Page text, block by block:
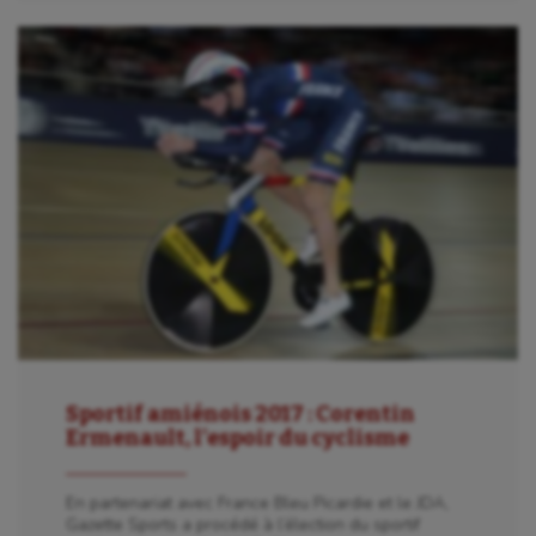
Gymnastique
Gymnastique rythmique
Haltérophilie
Handisport
Hippisme
Jeux Olympiques et Paralympiques
Kayak-polo
Korfbal
Longue paume
Natation
Sportif amiénois 2017 : Corentin
Ermenault, l’espoir du cyclisme
En partenariat avec France Bleu Picardie et le JDA,
Gazette Sports a procédé à l’élection du sportif